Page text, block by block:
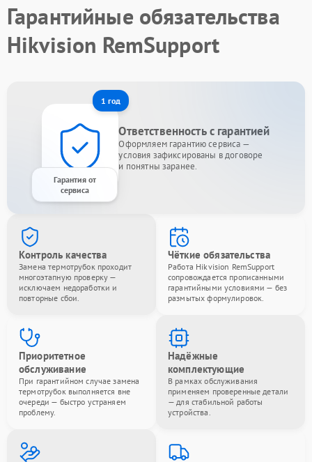
Гарантийные обязательства
Hikvision RemSupport
1 год
Гарантия от
сервиса
Ответственность с гарантией
Оформляем гарантию сервиса —
условия зафиксированы в договоре
и понятны заранее.
Контроль качества
Замена термотрубок проходит
многоэтапную проверку —
исключаем недоработки и
повторные сбои.
Чёткие обязательства
Работа Hikvision RemSupport
сопровождается прописанными
гарантийными условиями — без
размытых формулировок.
Приоритетное
обслуживание
При гарантийном случае замена
термотрубок выполняется вне
очереди — быстро устраняем
проблему.
Надёжные
комплектующие
В рамках обслуживания
применяем проверенные детали
— для стабильной работы
устройства.